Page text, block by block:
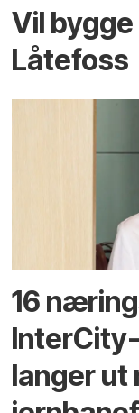
Vil
Låtefoss
16
langer ut